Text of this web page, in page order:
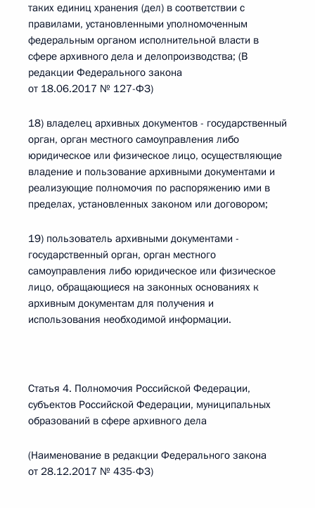
таких единиц хранения (дел) в соответствии с
правилами, установленными уполномоченным
федеральным органом исполнительной власти в
сфере архивного дела и делопроизводства; (В
редакции Федерального закона
от 18.06.2017 № 127-ФЗ)
18) владелец архивных документов - государственный
орган, орган местного самоуправления либо
юридическое или физическое лицо, осуществляющие
владение и пользование архивными документами и
реализующие полномочия по распоряжению ими в
пределах, установленных законом или договором;
19) пользователь архивными документами -
государственный орган, орган местного
самоуправления либо юридическое или физическое
лицо, обращающиеся на законных основаниях к
архивным документам для получения и
использования необходимой информации.
Статья 4. Полномочия Российской Федерации,
субъектов Российской Федерации, муниципальных
образований в сфере архивного дела
(Наименование в редакции Федерального закона
от 28.12.2017 № 435-ФЗ)